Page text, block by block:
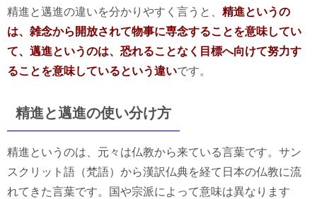
精進と邁進の違いを分かりやすく言うと、 精進というの
は、雑念から開放されて物事に専念することを意味してい
て、邁進というのは、恐れることなく目標へ向けて努力す
ることを意味しているという違いです。
精進と邁進の使い分け方
精進というのは、元々は仏教から来ている言葉です。サン
スクリット語（梵語）から漢訳仏典を経て日本の仏教に流
れてきた言葉です。国や宗派によって意味は異なります